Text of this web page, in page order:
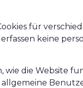
für
keine
wie die Website
allgemeine